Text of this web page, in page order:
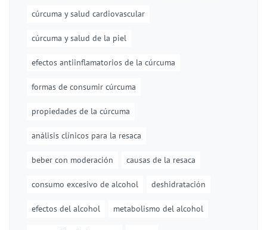
cúrcuma y salud cardiovascular
cúrcuma y salud de la piel
efectos antiinflamatorios de la cúrcuma
formas de consumir cúrcuma
propiedades de la cúrcuma
análisis clínicos para la resaca
beber con moderación causas de la resaca
consumo excesivo de alcohol deshidratación
efectos del alcohol metabolismo del alcohol